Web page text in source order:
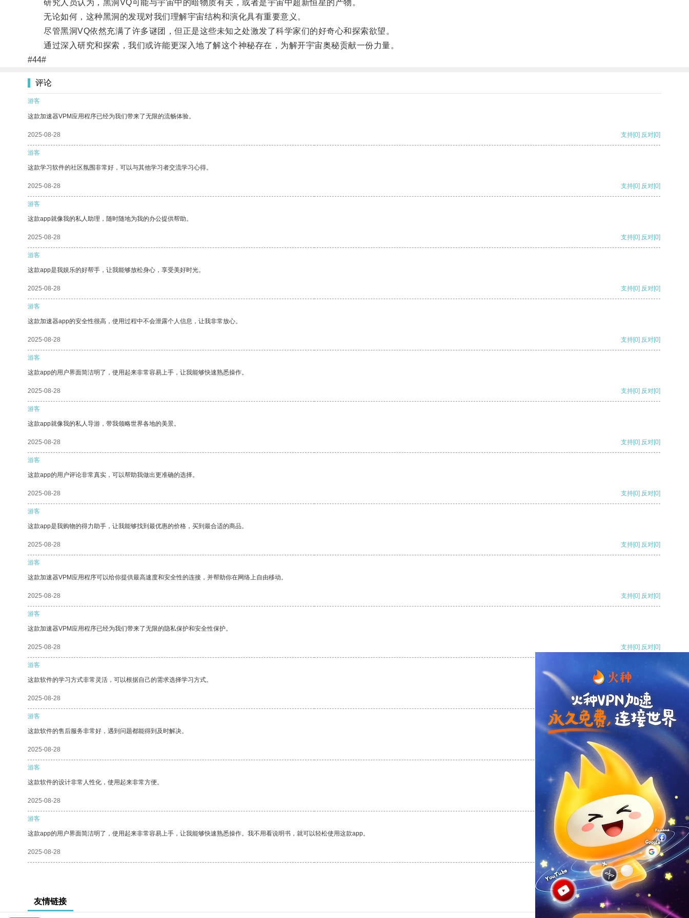
研究人员认为，黑洞VQ可能与宇宙中的暗物质有关，或者是宇宙中超新恒星的产物。
无论如何，这种黑洞的发现对我们理解宇宙结构和演化具有重要意义。
尽管黑洞VQ依然充满了许多谜团，但正是这些未知之处激发了科学家们的好奇心和探索欲望。
通过深入研究和探索，我们或许能更深入地了解这个神秘存在，为解开宇宙奥秘贡献一份力量。
#44#
评论
游客
这款加速器VPM应用程序已经为我们带来了无限的流畅体验。
2025-08-28 支持[0] 反对[0]
游客
这款学习软件的社区氛围非常好，可以与其他学习者交流学习心得。
2025-08-28 支持[0] 反对[0]
游客
这款app就像我的私人助理，随时随地为我的办公提供帮助。
2025-08-28 支持[0] 反对[0]
游客
这款app是我娱乐的好帮手，让我能够放松身心，享受美好时光。
2025-08-28 支持[0] 反对[0]
游客
这款加速器app的安全性很高，使用过程中不会泄露个人信息，让我非常放心。
2025-08-28 支持[0] 反对[0]
游客
这款app的用户界面简洁明了，使用起来非常容易上手，让我能够快速熟悉操作。
2025-08-28 支持[0] 反对[0]
游客
这款app就像我的私人导游，带我领略世界各地的美景。
2025-08-28 支持[0] 反对[0]
游客
这款app的用户评论非常真实，可以帮助我做出更准确的选择。
2025-08-28 支持[0] 反对[0]
游客
这款app是我购物的得力助手，让我能够找到最优惠的价格，买到最合适的商品。
2025-08-28 支持[0] 反对[0]
游客
这款加速器VPM应用程序可以给你提供最高速度和安全性的连接，并帮助你在网络上自由移动。
2025-08-28 支持[0] 反对[0]
游客
这款加速器VPM应用程序已经为我们带来了无限的隐私保护和安全性保护。
2025-08-28 支持[0] 反对[0]
游客
这款软件的学习方式非常灵活，可以根据自己的需求选择学习方式。
2025-08-28 支持[0] 反对
游客
这款软件的售后服务非常好，遇到问题都能得到及时解决。
2025-08-28 支持
游客
这款软件的设计非常人性化，使用起来非常方便。
2025-08-28 反对 [0]
游客
这款app的用户界面简洁明了，使用起来非常容易上手，让我能够快速熟悉操作。我不用看说明书，就可以轻松使用这款app。
2025-08-28 支持[0] 反对[0]
友情链接